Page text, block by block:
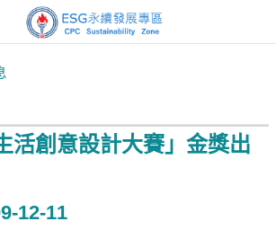
活創意設計大賽」金獎出
12-11